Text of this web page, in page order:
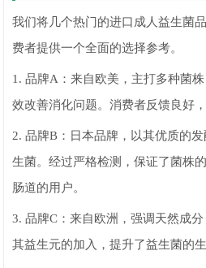
我们将几个热门的进口成人益生菌
费者提供一个全面的选择参考。
1. 品牌A：来自欧美，主打多种菌
效改善消化问题。消费者反馈良好
2. 品牌B：日本品牌，以其优质的
生菌。经过严格检测，保证了菌株
肠道的用户。
3. 品牌C：来自欧洲，强调天然成
其益生元的加入，提升了益生菌的